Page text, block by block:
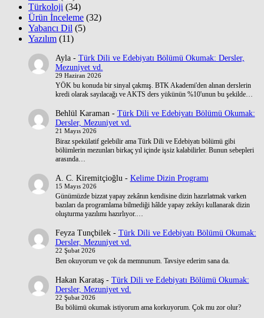
Türkoloji (34)
Ürün İnceleme (32)
Yabancı Dil (5)
Yazılım (11)
Ayla- Türk Dili ve Edebiyatı Bölümü Okumak: Dersler,
Mezuniyet vd.
29 Haziran 2026
YÖK bu konuda bir sinyal çakmış. BTK Akademi'den alınan derslerin
kredi olarak sayılacağı ve AKTS ders yükünün %10'unun bu şekilde…
Behlül Karaman- Türk Dili ve Edebiyatı Bölümü Okumak:
Dersler, Mezuniyet vd.
21 Mayıs 2026
Biraz spekülatif gelebilir ama Türk Dili ve Edebiyatı bölümü gibi
bölümlerin mezunları birkaç yıl içinde işsiz kalabilirler. Bunun sebepleri
arasında…
A. C. Kiremitçioğlu - Kelime Dizin Programı
15 Mayıs 2026
Günümüzde bizzat yapay zekânın kendisine dizin hazırlatmak varken
bazıları da programlama bilmediği hâlde yapay zekâyı kullanarak dizin
oluşturma yazılımı hazırlıyor.…
Feyza Tunçbilek- Türk Dili ve Edebiyatı Bölümü Okumak:
Dersler, Mezuniyet vd.
22 Şubat 2026
Ben okuyorum ve çok da memnunum. Tavsiye ederim sana da.
Hakan Karataş- Türk Dili ve Edebiyatı Bölümü Okumak:
Dersler, Mezuniyet vd.
22 Şubat 2026
Bu bölümü okumak istiyorum ama korkuyorum. Çok mu zor olur?